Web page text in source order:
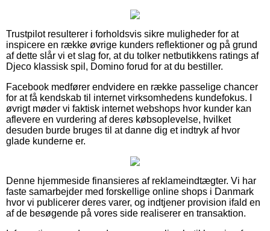
Trustpilot resulterer i forholdsvis sikre muligheder for at
inspicere en række øvrige kunders reflektioner og på grund
af dette slår vi et slag for, at du tolker netbutikkens ratings af
Djeco klassisk spil, Domino forud for at du bestiller.
Facebook medfører endvidere en række passelige chancer
for at få kendskab til internet virksomhedens kundefokus. I
øvrigt møder vi faktisk internet webshops hvor kunder kan
aflevere en vurdering af deres købsoplevelse, hvilket
desuden burde bruges til at danne dig et indtryk af hvor
glade kunderne er.
Denne hjemmeside finansieres af reklameindtægter. Vi har
faste samarbejder med forskellige online shops i Danmark
hvor vi publicerer deres varer, og indtjener provision ifald en
af de besøgende på vores side realiserer en transaktion.